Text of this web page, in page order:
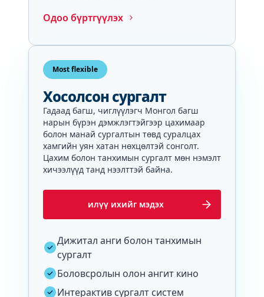
Одоо бүртгүүлэх
Most flexible
Хосолсон сургалт
Гадаад багш, чиглүүлэгч Монгол багш
нарын бүрэн дэмжлэгтэйгээр цахимаар
болон манай сургалтын төвд суралцах
хамгийн уян хатан нөхцөлтэй сонголт.
Цахим болон танхимын сургалт мөн нэмэлт
хичээлүүд танд нээлттэй байна.
илүү ихийг мэдэх
Дижитал анги болон танхимын
сургалт
Боловсролын олон ангит кино
Интерактив сургалт систем